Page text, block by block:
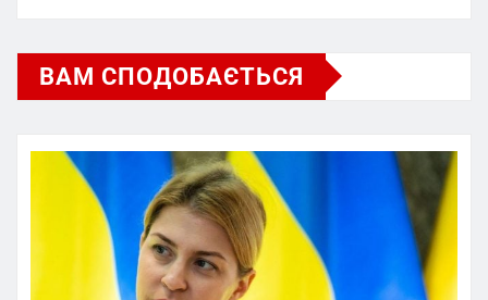
ВАМ СПОДОБАЄТЬСЯ